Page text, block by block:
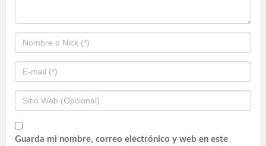
Guarda mi nombre, correo electrónico y web en este